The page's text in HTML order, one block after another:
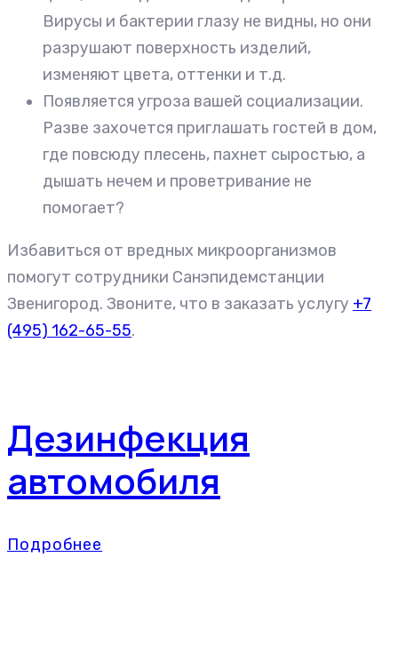
Вирусы и бактерии глазу не видны, но они
разрушают поверхность изделий,
изменяют цвета, оттенки и т.д.
Появляется угроза вашей социализации.
Разве захочется приглашать гостей в дом,
где повсюду плесень, пахнет сыростью, а
дышать нечем и проветривание не
помогает?
Избавиться от вредных микроорганизмов
помогут сотрудники Санэпидемстанции
Звенигород. Звоните, что в заказать услугу +7
(495) 162-65-55.
Дезинфекция
автомобиля
Подробнее